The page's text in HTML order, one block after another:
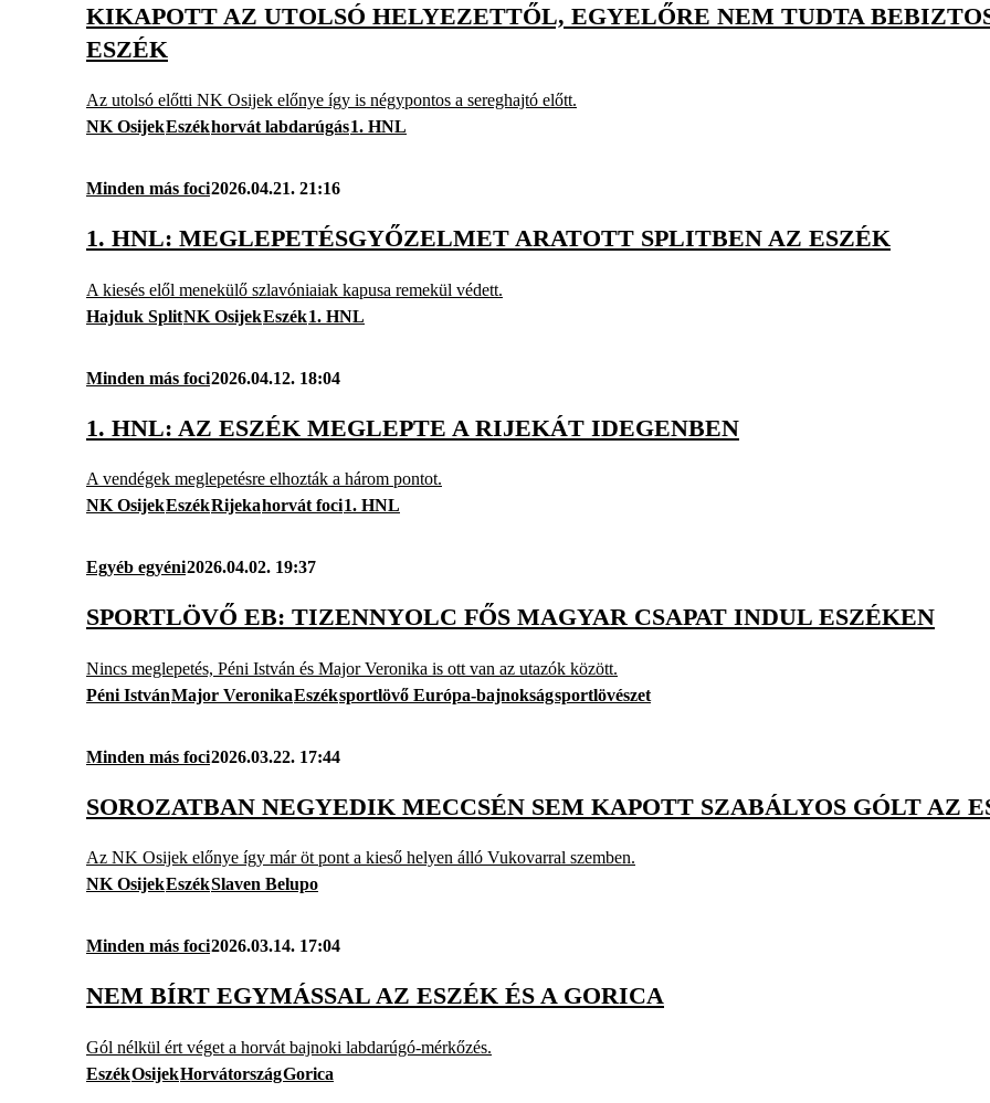
KIKAPOTT AZ UTOLSÓ HELYEZETTŐL, EGYELŐRE NEM TUDTA
ESZÉK
Az utolsó előtti NK Osijek előnye így is négypontos a sereghajtó előtt.
NK OsijekEszékhorvát labdarúgás1. HNL
Minden más foci2026.04.21. 21:16
1. HNL: MEGLEPETÉSGYŐZELMET ARATOTT SPLITBEN AZ ESZÉK
A kiesés elől menekülő szlavóniaiak kapusa remekül védett.
Hajduk SplitNK OsijekEszék1. HNL
Minden más foci2026.04.12. 18:04
1. HNL: AZ ESZÉK MEGLEPTE A RIJEKÁT IDEGENBEN
A vendégek meglepetésre elhozták a három pontot.
NK OsijekEszékRijekahorvát foci1. HNL
Egyéb egyéni2026.04.02. 19:37
SPORTLÖVŐ EB: TIZENNYOLC FŐS MAGYAR CSAPAT INDUL ESZÉKEN
Nincs meglepetés, Péni István és Major Veronika is ott van az utazók között.
Péni IstvánMajor VeronikaEszéksportlövő Európa-bajnokságsportlövészet
Minden más foci2026.03.22. 17:44
SOROZATBAN NEGYEDIK MECCSÉN SEM KAPOTT SZABÁLYOS GÓLT AZ
Az NK Osijek előnye így már öt pont a kieső helyen álló Vukovarral szemben.
NK OsijekEszékSlaven Belupo
Minden más foci2026.03.14. 17:04
NEM BÍRT EGYMÁSSAL AZ ESZÉK ÉS A GORICA
Gól nélkül ért véget a horvát bajnoki labdarúgó-mérkőzés.
EszékOsijekHorvátországGorica